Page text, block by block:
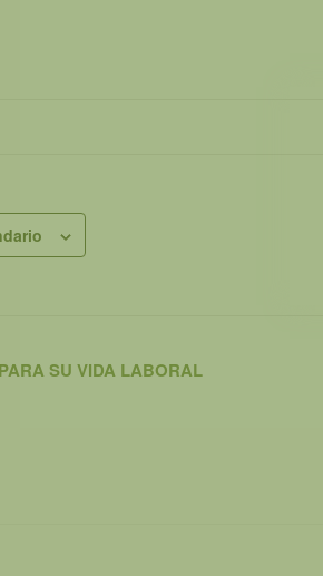
SU VIDA LABORAL